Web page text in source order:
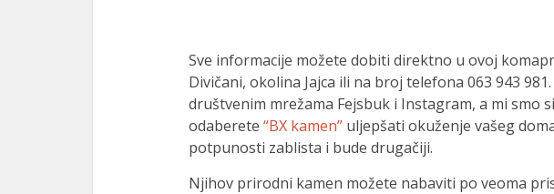
Sve informacije možete dobiti direktno u ovoj
Divičani, okolina Jajca ili na broj telefona 063 943
društvenim mrežama Fejsbuk i Instagram, a mi smo
odaberete “BX kamen” uljepšati okuženje vašeg
potpunosti zablista i bude drugačiji.
Njihov prirodni kamen možete nabaviti po veoma